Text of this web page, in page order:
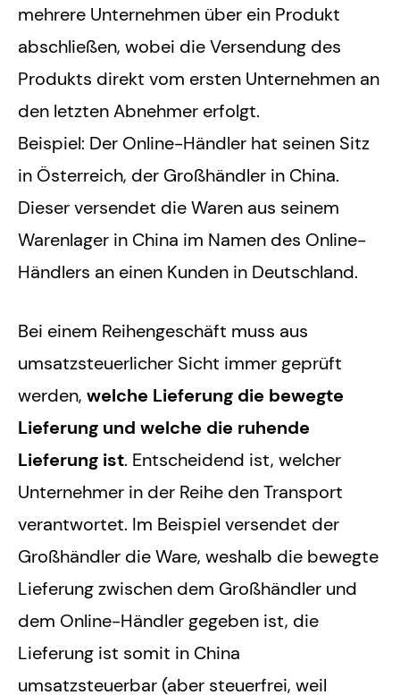
mehrere Unternehmen über ein Produkt
abschließen, wobei die Versendung des
Produkts direkt vom ersten Unternehmen an
den letzten Abnehmer erfolgt.
Beispiel: Der Online-Händler hat seinen Sitz
in Österreich, der Großhändler in China.
Dieser versendet die Waren aus seinem
Warenlager in China im Namen des Online-
Händlers an einen Kunden in Deutschland.
Bei einem Reihengeschäft muss aus
umsatzsteuerlicher Sicht immer geprüft
werden, welche Lieferung die bewegte
Lieferung und welche die ruhende
Lieferung ist. Entscheidend ist, welcher
Unternehmer in der Reihe den Transport
verantwortet. Im Beispiel versendet der
Großhändler die Ware, weshalb die bewegte
Lieferung zwischen dem Großhändler und
dem Online-Händler gegeben ist, die
Lieferung ist somit in China
umsatzsteuerbar (aber steuerfrei, weil